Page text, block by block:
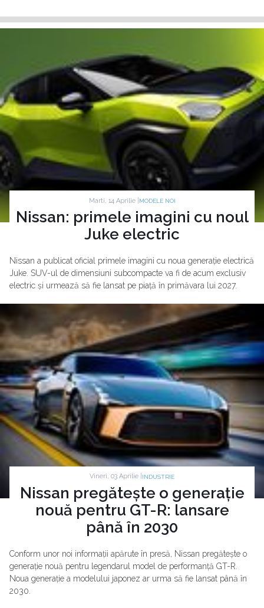
Marti, 14 Aprilie | MODELE NOI
Nissan: primele imagini cu noul
Juke electric
Nissan a publicat oficial primele imagini cu noua generație electrică
Juke. SUV-ul de dimensiuni subcompacte va fi de acum exclusiv
electric și urmează să fie lansat pe piață în primăvara lui 2027.
Vineri, 03 Aprilie | INDUSTRIE
Nissan pregătește o generație
nouă pentru GT-R: lansare
până în 2030
Conform unor noi informații apărute în presă, Nissan pregătește o
generație nouă pentru legendarul model de performanță GT-R.
Noua generație a modelului japonez ar urma să fie lansat până în
2030.